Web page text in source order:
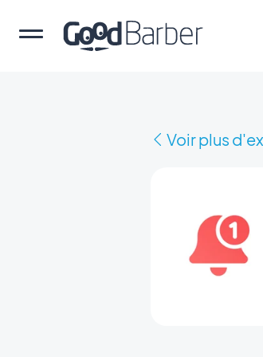
Voir plus